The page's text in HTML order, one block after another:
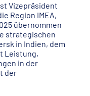
Vizepräsident
Region IMEA,
übernommen
strategischen
in Indien, dem
Leistung,
in der
der